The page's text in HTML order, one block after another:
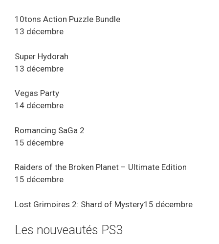
10tons Action Puzzle Bundle
13 décembre
Super Hydorah
13 décembre
Vegas Party
14 décembre
Romancing SaGa 2
15 décembre
Raiders of the Broken Planet – Ultimate Edition
15 décembre
Lost Grimoires 2: Shard of Mystery15 décembre
Les nouveautés PS3